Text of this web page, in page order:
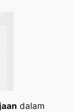
dalam